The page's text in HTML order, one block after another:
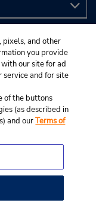
pixels, and other
you provide
our site for ad
and for site
of the buttons
(as described in
and ourTerms of